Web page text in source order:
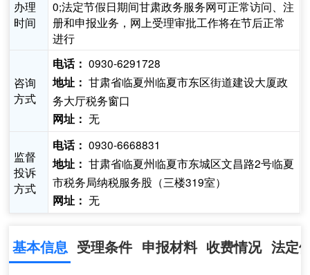
办理
时间
0;法定节假日期间甘肃政务服务网可正常访问、注
册和申报业务，网上受理审批工作将在节后正常
进行
咨询
方式
电话： 0930-6291728
地址： 甘肃省临夏州临夏市东区街道建设大厦政
务大厅税务窗口
网址： 无
监督
投诉
方式
电话： 0930-6668831
地址： 甘肃省临夏州临夏市东城区文昌路2号临夏
市税务局纳税服务股（三楼319室）
网址： 无
基本信息 受理条件 申报材料 收费情况 法定